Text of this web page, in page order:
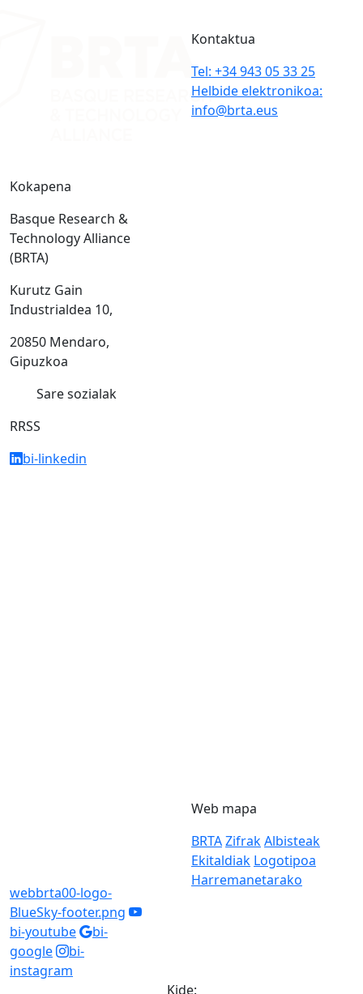
Kokapena
Basque Research &
Technology Alliance
(BRTA)
Kurutz Gain
Industrialdea 10,
20850 Mendaro,
Gipuzkoa
Kontaktua
Tel: +34 943 05 33 25
Helbide elektronikoa:
info@brta.eus
Sare sozialak
RRSS
bi-linkedin
webbrta00-logo-
BlueSky-footer.png
bi-youtube
bi-
google
bi-
instagram
Web mapa
BRTAZifrakAlbisteak
Ekitaldiak Logotipoa
Harremanetarako
Kide: